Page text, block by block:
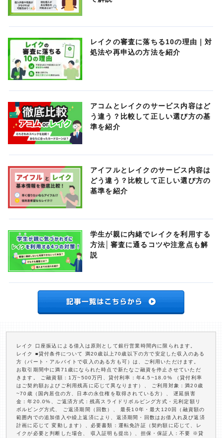
レイクの審査に落ちる10の理由｜対
処法や再申込の方法を紹介
アコムとレイクのサービス内容はど
う違う？比較して正しい選び方の基
準を紹介
アイフルとレイクのサービス内容は
どう違う？比較して正しい選び方の
基準を紹介
学生が親に内緒でレイクを利用する
方法│審査に通るコツや注意点も解
説
レイク 口座振込による借入は原則として銀行営業時間内に限られます。
レイク ■貸付条件について 満20歳以上70歳以下の方で安定した収入のある
方（パート・アルバイトで収入のある方も可）は、ご利用いただけます。
お取引期間中に満71歳になられた時点で新たなご融資を停止させていただ
きます。 ご融資額：1万~500万円、貸付利率：年4.5~18.0% （貸付利率
はご契約額およびご利用残高に応じて異なります）、 ご利用対象：満20歳
~70歳（国内居住の方、日本の永住権を取得されている方）、 遅延損害
金：年20.0%、ご返済方式：残高スライドリボルビング方式・元利定額リ
ボルビング方式、 ご返済期間（回数）、 最長10年・最大120回（融資額の
範囲内での追加借入や繰上返済により、返済期間・回数はお借入れ及び返済
計画に応じて 変動します）、必要書類：運転免許証（契約額に応じて、レ
イクが必要と判断した場合、 収入証明も提出）、担保・保証人：不要 ※貸